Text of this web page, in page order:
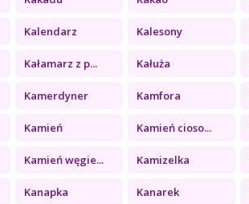
Kalendarz Kalesony
Kałamarz z p... Kałuża
Kamerdyner Kamfora
Kamień Kamień cioso...
Kamień węgie... Kamizelka
Kanapka Kanarek